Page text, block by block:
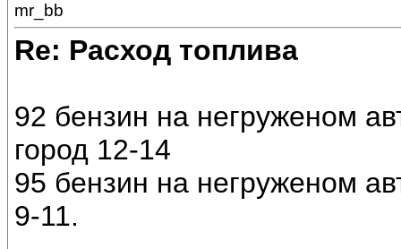
mr_bb
Re: Расход топлива
92 бензин на негруженом
город 12-14
95 бензин на негруженом
9-11.